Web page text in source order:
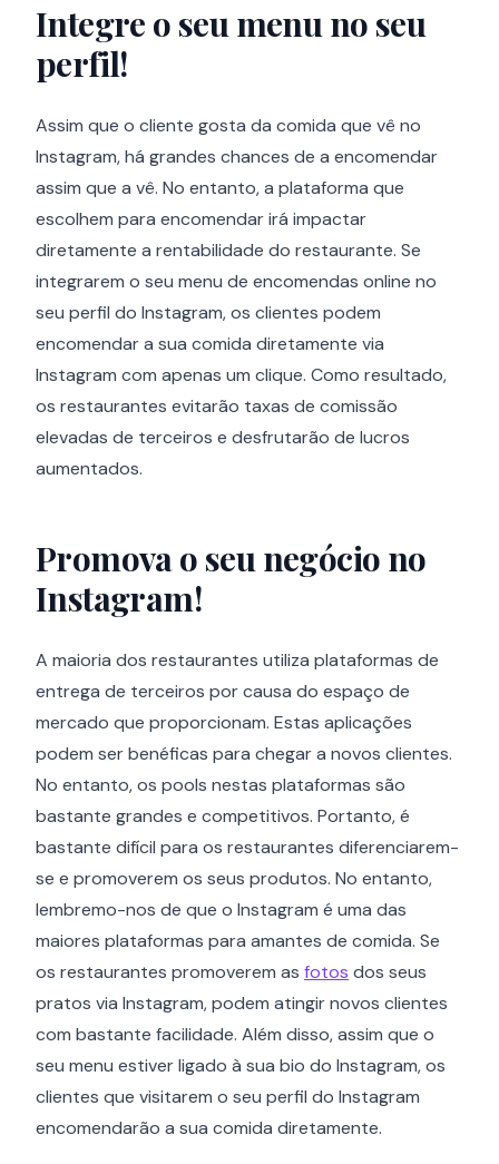
Integre o seu menu no seu
perfil!
Assim que o cliente gosta da comida que vê no
Instagram, há grandes chances de a encomendar
assim que a vê. No entanto, a plataforma que
escolhem para encomendar irá impactar
diretamente a rentabilidade do restaurante. Se
integrarem o seu menu de encomendas online no
seu perfil do Instagram, os clientes podem
encomendar a sua comida diretamente via
Instagram com apenas um clique. Como resultado,
os restaurantes evitarão taxas de comissão
elevadas de terceiros e desfrutarão de lucros
aumentados.
Promova o seu negócio no
Instagram!
A maioria dos restaurantes utiliza plataformas de
entrega de terceiros por causa do espaço de
mercado que proporcionam. Estas aplicações
podem ser benéficas para chegar a novos clientes.
No entanto, os pools nestas plataformas são
bastante grandes e competitivos. Portanto, é
bastante difícil para os restaurantes diferenciarem-
se e promoverem os seus produtos. No entanto,
lembremo-nos de que o Instagram é uma das
maiores plataformas para amantes de comida. Se
os restaurantes promoverem as fotos dos seus
pratos via Instagram, podem atingir novos clientes
com bastante facilidade. Além disso, assim que o
seu menu estiver ligado à sua bio do Instagram, os
clientes que visitarem o seu perfil do Instagram
encomendarão a sua comida diretamente.